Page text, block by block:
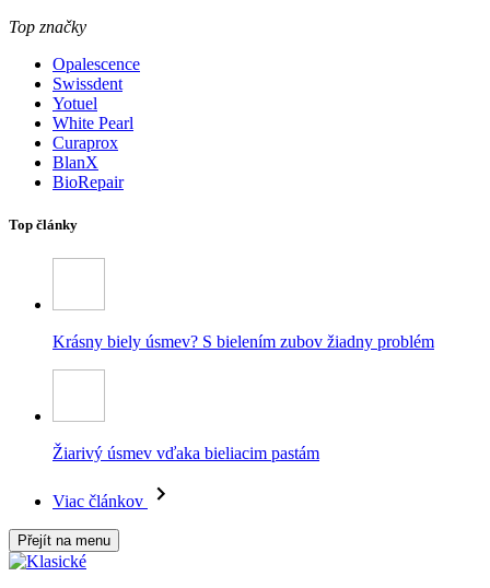
Top značky
Opalescence
Swissdent
Yotuel
White Pearl
Curaprox
BlanX
BioRepair
Top články
Krásny biely úsmev? S bielením zubov žiadny problém
Žiarivý úsmev vďaka bieliacim pastám
Viac článkov
Přejít na menu